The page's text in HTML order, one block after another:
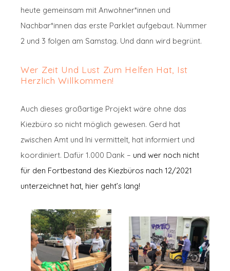
heute gemeinsam mit Anwohner*innen und
Nachbar*innen das erste Parklet aufgebaut. Nummer
2 und 3 folgen am Samstag. Und dann wird begrünt.
Wer Zeit Und Lust Zum Helfen Hat, Ist
Herzlich Willkommen!
Auch dieses großartige Projekt wäre ohne das
Kiezbüro so nicht möglich gewesen. Gerd hat
zwischen Amt und Ini vermittelt, hat informiert und
koordiniert. Dafür 1.000 Dank – und wer noch nicht
für den Fortbestand des Kiezbüros nach 12/2021
unterzeichnet hat, hier geht’s lang!